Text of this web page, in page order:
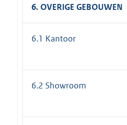
6. OVERIGE GEBOUWEN
6.1 Kantoor
6.2 Showroom